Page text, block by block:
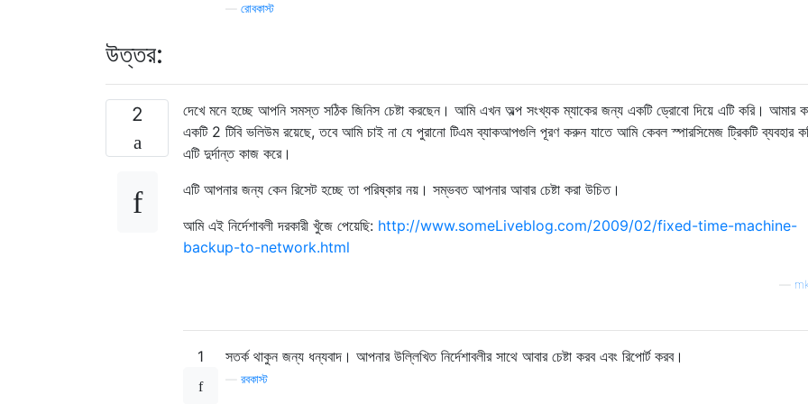
রোবকাস্ট
উত্তর:
2
দেখে মনে হচ্ছে আপনি সমস্ত সঠিক জিনিস চেষ্টা করছেন। আমি এখন অল্প সংখ্যক ম্যাকের জন্য একটি ড্রোবো দিয়ে এটি করি। আমার
একটি 2 টিবি ভলিউম রয়েছে, তবে আমি চাই না যে পুরানো টিএম ব্যাকআপগুলি পূরণ করুন যাতে আমি কেবল স্পারসিমেজ ট্রিকটি ব্যবহার
এটি দুর্দান্ত কাজ করে।
এটি আপনার জন্য কেন রিসেট হচ্ছে তা পরিষ্কার নয়। সম্ভবত আপনার আবার চেষ্টা করা উচিত।
আমি এই নির্দেশাবলী দরকারী খুঁজে পেয়েছি: http://www.someLiveblog.com/2009/02/fixed-time-machine-
backup-to-network.html
1 সতর্ক থাকুন জন্য ধন্যবাদ। আপনার উল্লিখিত নির্দেশাবলীর সাথে আবার চেষ্টা করব এবং রিপোর্ট করব।
রবকাস্ট